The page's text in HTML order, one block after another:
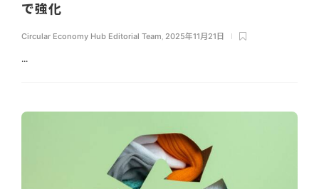
で強化
Circular Economy Hub Editorial Team 2025年11月21日
...